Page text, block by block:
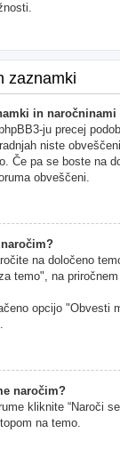
zaznamki
in naročninami
ju precej
niste
Če pa se boste na
obveščeni.
na določeno
temo", na
opcijo "Obvesti
naročim?
kliknite “Naroči
na temo.